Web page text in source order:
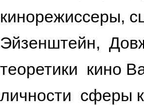
кинорежиссеры,
Эйзенштейн,
теоретики кино
личности сферы